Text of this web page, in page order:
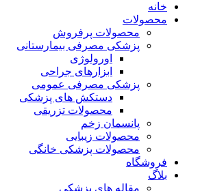
خانه
محصولات
محصولات پرفروش
پزشکی مصرفی بیمارستانی
اورولوژی
ابزارهای جراحی
پزشکی مصرفی عمومی
دستکش های پزشکی
محصولات تزریقی
پانسمان زخم
محصولات زیبایی
محصولات پزشکی خانگی
فروشگاه
بلاگ
مقاله های پزشکی